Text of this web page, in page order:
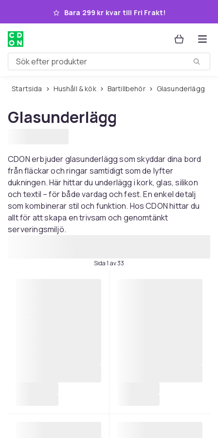
Hoppa till huvudinnehållet
Bara 299 kr kvar till Fri Frakt!
Sök efter produkter
Startsida Hushåll & kök Bartillbehör Glasunderlägg
Glasunderlägg
CDON erbjuder glasunderlägg som skyddar dina bord
från fläckar och ringar samtidigt som de lyfter
dukningen. Här hittar du underlägg i kork, glas, silikon
och textil – för både vardag och fest. En enkel detalj
som kombinerar stil och funktion. Hos CDON hittar du
allt för att skapa en trivsam och genomtänkt
serveringsmiljö.
Sida 1 av 33